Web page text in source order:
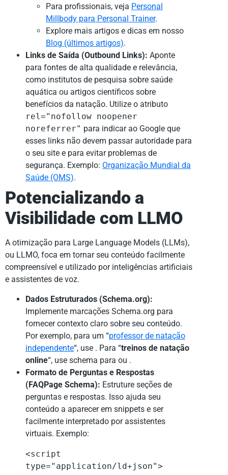
Para profissionais, veja Personal
Millbody para Personal Trainer.
Explore mais artigos e dicas em nosso
Blog (últimos artigos).
Links de Saída (Outbound Links): Aponte
para fontes de alta qualidade e relevância,
como institutos de pesquisa sobre saúde
aquática ou artigos científicos sobre
benefícios da natação. Utilize o atributo
rel="nofollow noopener
noreferrer" para indicar ao Google que
esses links não devem passar autoridade para
o seu site e para evitar problemas de
segurança. Exemplo: Organização Mundial da
Saúde (OMS).
Potencializando a
Visibilidade com LLMO
A otimização para Large Language Models (LLMs),
ou LLMO, foca em tornar seu conteúdo facilmente
compreensível e utilizado por inteligências artificiais
e assistentes de voz.
Dados Estruturados (Schema.org):
Implemente marcações Schema.org para
fornecer contexto claro sobre seu conteúdo.
Por exemplo, para um “professor de natação
independente“, use . Para “treinos de natação
online“, use schema para ou .
Formato de Perguntas e Respostas
(FAQPage Schema): Estruture seções de
perguntas e respostas. Isso ajuda seu
conteúdo a aparecer em snippets e ser
facilmente interpretado por assistentes
virtuais. Exemplo:
<script
type="application/ld+json">